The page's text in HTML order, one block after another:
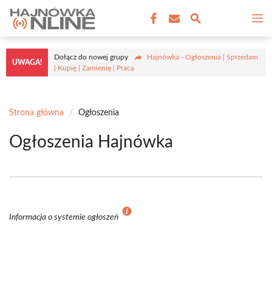
Przejdź
treści
UWAGA!
Dołącz do nowej grupy
Hajnówka - Ogłoszenia | Sprzedam
| Kupię | Zamienię | Praca
Strona główna / Ogłoszenia
Ogłoszenia Hajnówka
Informacja o systemie ogłoszeń